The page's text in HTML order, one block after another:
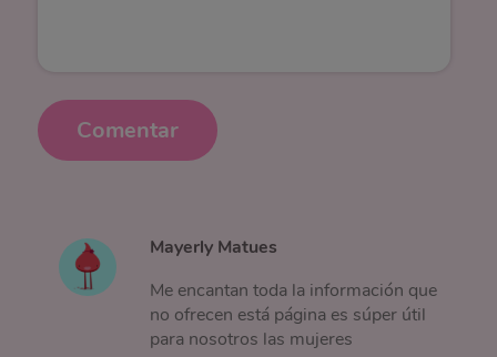
Comentar
Mayerly Matues
Me encantan toda la información que
no ofrecen está página es súper útil
para nosotros las mujeres